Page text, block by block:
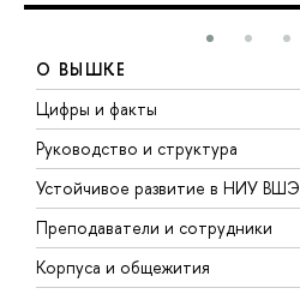
О ВЫШКЕ
Цифры и факты
Руководство и структура
Устойчивое развитие в НИУ ВШЭ
Преподаватели и сотрудники
Корпуса и общежития